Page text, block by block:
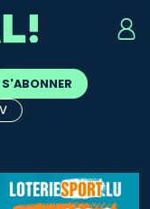
sont
S'ABONNER